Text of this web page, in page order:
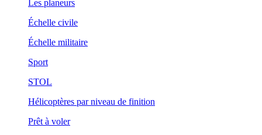
Les planeurs
Échelle civile
Échelle militaire
Sport
STOL
Hélicoptères par niveau de finition
Prêt à voler